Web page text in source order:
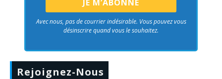
Avec nous, pas de courrier indésirable. Vous pouvez vous
désinscrire quand vous le souhaitez.
Rejoignez-Nous